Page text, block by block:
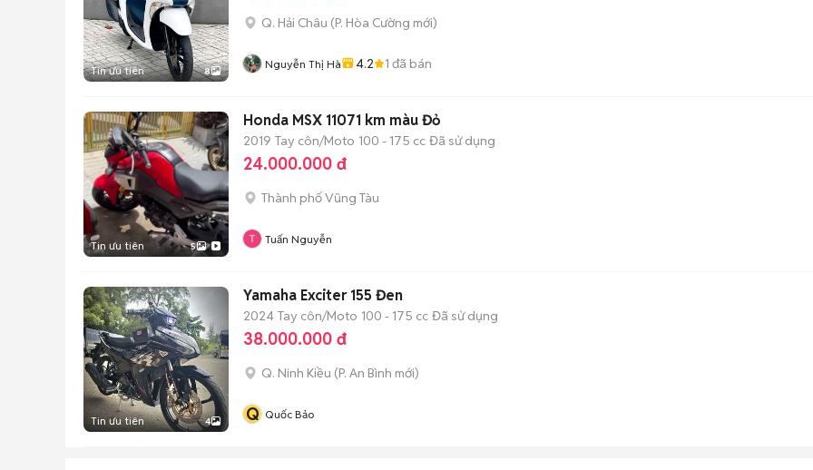
Tin ưu tiên 8
Q. Hải Châu (P. Hòa Cường mới)
Nguyễn Thị Hà 4.2 1 đã bán
Tin ưu tiên 5
Honda MSX 11071 km màu Đỏ
2019 Tay côn/Moto 100 - 175 cc Đã sử dụng
24.000.000 đ
Thành phố Vũng Tàu
Tuấn Nguyễn
Tin ưu tiên 4
Yamaha Exciter 155 Đen
2024 Tay côn/Moto 100 - 175 cc Đã sử dụng
38.000.000 đ
Q. Ninh Kiều (P. An Bình mới)
Q Quốc Bảo